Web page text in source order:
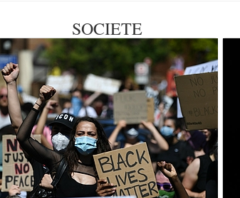
SOCIETE